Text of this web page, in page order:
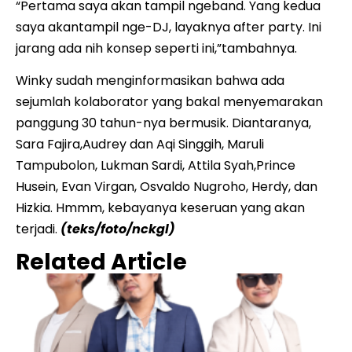
“Pertama saya akan tampil ngeband. Yang kedua
saya akantampil nge-DJ, layaknya after party. Ini
jarang ada nih konsep seperti ini,”tambahnya.
Winky sudah menginformasikan bahwa ada
sejumlah kolaborator yang bakal menyemarakan
panggung 30 tahun-nya bermusik. Diantaranya,
Sara Fajira,Audrey dan Aqi Singgih, Maruli
Tampubolon, Lukman Sardi, Attila Syah,Prince
Husein, Evan Virgan, Osvaldo Nugroho, Herdy, dan
Hizkia. Hmmm, kebayanya keseruan yang akan
terjadi. (teks/foto/nckgl)
Related Article